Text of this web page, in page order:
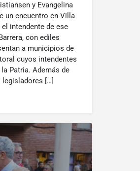
y Evangelina
un encuentro en Villa
intendente de ese
con ediles
a municipios de
cuyos intendentes
Patria. Además de
legisladores […]